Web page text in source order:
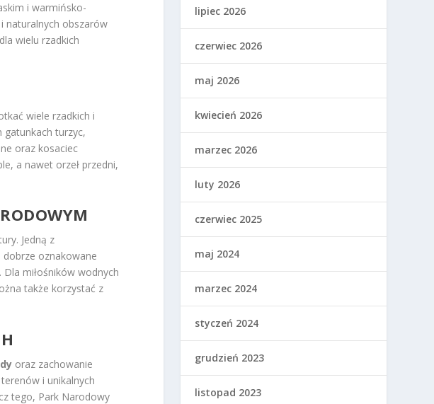
i warmińsko-
naturalnych obszarów
wielu rzadkich
wiele rzadkich i
turzyc,
oraz kosaciec
a nawet orzeł przedni,
Jedną z
dobrze oznakowane
miłośników wodnych
także korzystać z
oraz zachowanie
i unikalnych
tego, Park Narodowy
lipiec 2026
czerwiec 2026
maj 2026
kwiecień 2026
marzec 2026
luty 2026
czerwiec 2025
maj 2024
marzec 2024
styczeń 2024
grudzień 2023
listopad 2023